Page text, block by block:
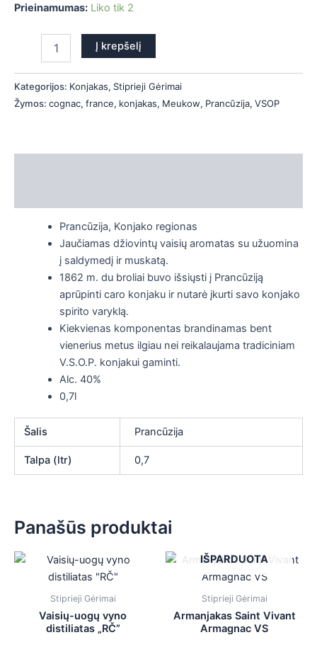
Prieinamumas: Liko tik 2
Į krepšelį
Kategorijos: Konjakas, Stiprieji Gėrimai
Žymos: cognac, france, konjakas, Meukow, Prancūzija, VSOP
Prancūzija, Konjako regionas
Jaučiamas džiovintų vaisių aromatas su užuomina
į saldymedį ir muskatą.
1862 m. du broliai buvo išsiųsti į Prancūziją
aprūpinti caro konjaku ir nutarė įkurti savo konjako
spirito varyklą.
Kiekvienas komponentas brandinamas bent
vienerius metus ilgiau nei reikalaujama tradiciniam
V.S.O.P. konjakui gaminti.
Alc. 40%
0,7l
Šalis Prancūzija
Talpa (ltr) 0,7
Panašūs produktai
Stiprieji Gėrimai
Vaisių-uogų vyno
distiliatas „RČ”
IŠPARDUOTA
Stiprieji Gėrimai
Armanjakas Saint Vivant
Armagnac VS